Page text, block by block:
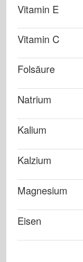
Vitamin E
Vitamin C
Folsäure
Natrium
Kalium
Kalzium
Magnesium
Eisen